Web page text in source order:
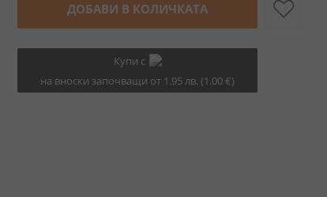
ДОБАВИ В КОЛИЧКАТА
Купи с
на вноски започващи от 1.95 лв. (1.00 €)